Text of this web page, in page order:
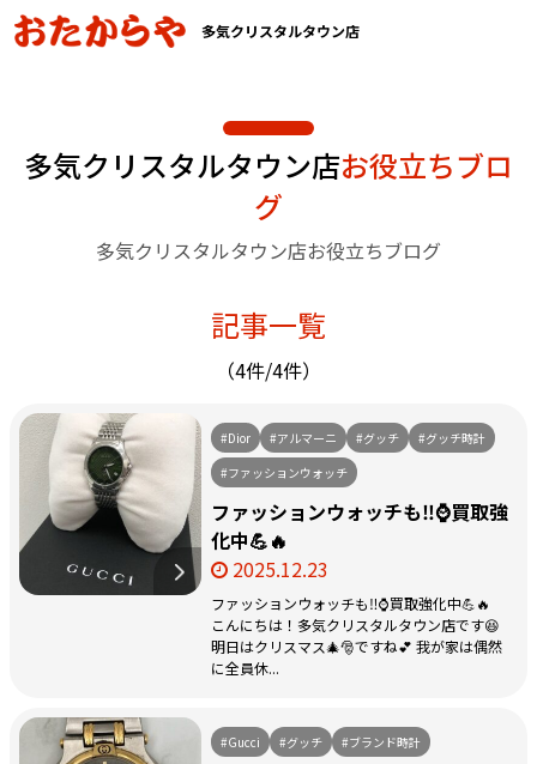
多気クリスタルタウン店
多気クリスタルタウン店お役立ちブロ
グ
多気クリスタルタウン店お役立ちブログ
記事一覧
（4件/4件）
#Dior #アルマーニ #グッチ
#グッチ時計
#ファッションウォッチ
ファッションウォッチも‼️⌚買取強
化中💪🔥
2025.12.23
ファッションウォッチも‼️⌚買取強化中💪🔥
こんにちは！多気クリスタルタウン店です😆
明日はクリスマス🎄🎅ですね💕 我が家は偶然
に全員休...
#Gucci #グッチ #ブランド時計